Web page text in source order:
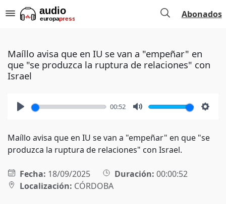
Abonados
Maíllo avisa que en IU se van a "empeñar" en
que "se produzca la ruptura de relaciones" con
Israel
00:52
Maíllo avisa que en IU se van a "empeñar" en que "se
produzca la ruptura de relaciones" con Israel.
Fecha: 18/09/2025 Duración: 00:00:52
Localización: CÓRDOBA